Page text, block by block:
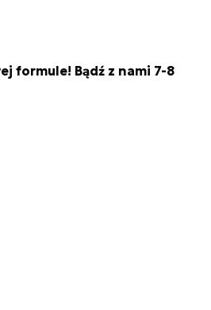
formule! Bądź z nami 7-8